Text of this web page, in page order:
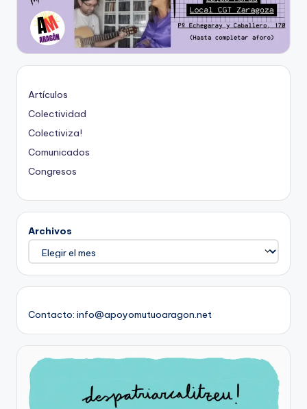
Artículos
Colectividad
Colectiviza!
Comunicados
Congresos
Archivos
Contacto: info@apoyomutuoaragon.net